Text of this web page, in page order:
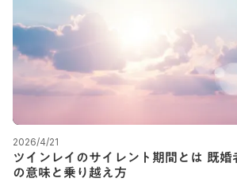
2026/4/21
ツインレイのサイレント期間とは 既
の意味と乗り越え方